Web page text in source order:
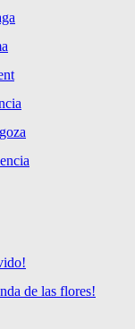
de las flores!